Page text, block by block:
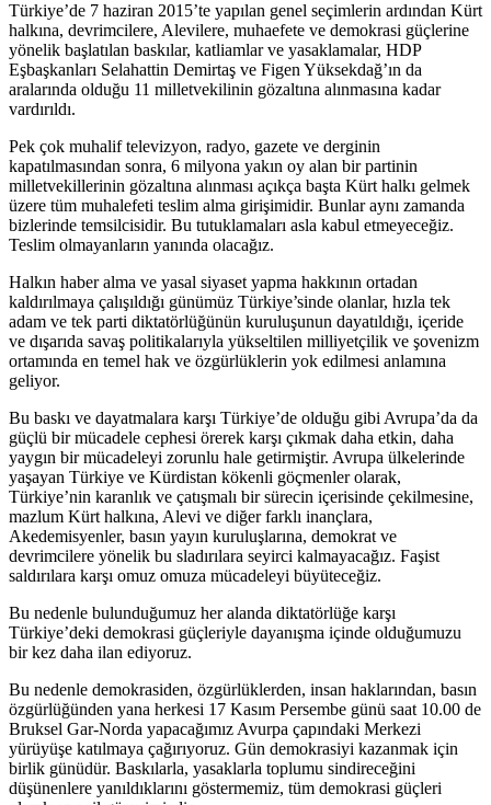
Türkiye’de 7 haziran 2015’te yapılan genel seçimlerin ardından Kürt
halkına, devrimcilere, Alevilere, muhaefete ve demokrasi güçlerine
yönelik başlatılan baskılar, katliamlar ve yasaklamalar, HDP
Eşbaşkanları Selahattin Demirtaş ve Figen Yüksekdağ’ın da
aralarında olduğu 11 milletvekilinin gözaltına alınmasına kadar
vardırıldı.
Pek çok muhalif televizyon, radyo, gazete ve derginin
kapatılmasından sonra, 6 milyona yakın oy alan bir partinin
milletvekillerinin gözaltına alınması açıkça başta Kürt halkı gelmek
üzere tüm muhalefeti teslim alma girişimidir. Bunlar aynı zamanda
bizlerinde temsilcisidir. Bu tutuklamaları asla kabul etmeyeceğiz.
Teslim olmayanların yanında olacağız.
Halkın haber alma ve yasal siyaset yapma hakkının ortadan
kaldırılmaya çalışıldığı günümüz Türkiye’sinde olanlar, hızla tek
adam ve tek parti diktatörlüğünün kuruluşunun dayatıldığı, içeride
ve dışarıda savaş politikalarıyla yükseltilen milliyetçilik ve şovenizm
ortamında en temel hak ve özgürlüklerin yok edilmesi anlamına
geliyor.
Bu baskı ve dayatmalara karşı Türkiye’de olduğu gibi Avrupa’da da
güçlü bir mücadele cephesi örerek karşı çıkmak daha etkin, daha
yaygın bir mücadeleyi zorunlu hale getirmiştir. Avrupa ülkelerinde
yaşayan Türkiye ve Kürdistan kökenli göçmenler olarak,
Türkiye’nin karanlık ve çatışmalı bir sürecin içerisinde çekilmesine,
mazlum Kürt halkına, Alevi ve diğer farklı inançlara,
Akedemisyenler, basın yayın kuruluşlarına, demokrat ve
devrimcilere yönelik bu sladırılara seyirci kalmayacağız. Faşist
saldırılara karşı omuz omuza mücadeleyi büyüteceğiz.
Bu nedenle bulunduğumuz her alanda diktatörlüğe karşı
Türkiye’deki demokrasi güçleriyle dayanışma içinde olduğumuzu
bir kez daha ilan ediyoruz.
Bu nedenle demokrasiden, özgürlüklerden, insan haklarından, basın
özgürlüğünden yana herkesi 17 Kasım Persembe günü saat 10.00 de
Bruksel Gar-Norda yapacağımız Avurpa çapındaki Merkezi
yürüyüşe katılmaya çağırıyoruz. Gün demokrasiyi kazanmak için
birlik günüdür. Baskılarla, yasaklarla toplumu sindireceğini
düşünenlere yanıldıklarını göstermemiz, tüm demokrasi güçleri